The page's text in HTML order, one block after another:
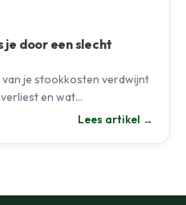
door een slecht
je stookkosten verdwijnt
en wat…
Lees artikel →